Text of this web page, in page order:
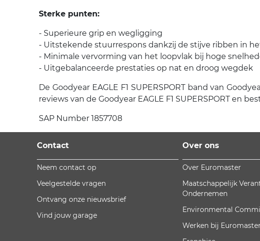
Sterke punten:
- Superieure grip en wegligging
- Uitstekende stuurrespons dankzij de stijve ribben in
- Minimale vervorming van het loopvlak bij hoge
- Uitgebalanceerde prestaties op nat en droog wegdek
De Goodyear EAGLE F1 SUPERSPORT band van
reviews van de Goodyear EAGLE F1 SUPERSPORT en
SAP Number 1857708
Contact
Neem contact op
Veelgestelde vragen
Ontvang onze nieuwsbrief
Vind jouw garage
Over ons
Over Euromaster
Maatschappelijk
Ondernemen
Environmental
Werken bij Euromaster